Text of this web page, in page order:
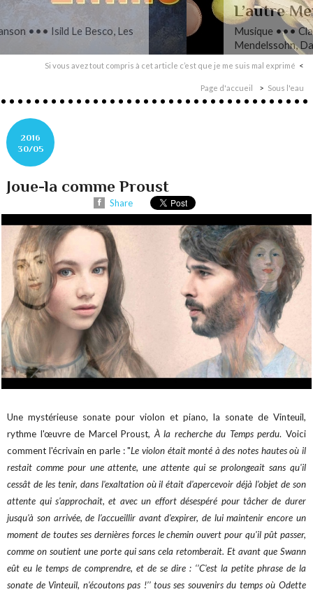
L’autre Mendelssohn
Musique ••• Classique ••• Fanny
Si vous avez tout compris à cet article c’est que je me suis mal exprimé
Page d'accueil Sous l'eau
2016
30/05
Joue-la comme Proust
Share
Une mystérieuse sonate pour violon et piano, la sonate de Vinteuil,
rythme l'œuvre de Marcel Proust, À la recherche du Temps perdu. Voici
comment l'écrivain en parle : "Le violon était monté à des notes hautes où il
restait comme pour une attente, une attente qui se prolongeait sans qu'il
cessât de les tenir, dans l'exaltation où il était d'apercevoir déjà l'objet de son
attente qui s'approchait, et avec un effort désespéré pour tâcher de durer
jusqu'à son arrivée, de l’accueillir avant d'expirer, de lui maintenir encore un
moment de toutes ses dernières forces le chemin ouvert pour qu'il pût passer,
comme on soutient une porte qui sans cela retomberait. Et avant que Swann
eût eu le temps de comprendre, et de se dire : ‘’C'est la petite phrase de la
sonate de Vinteuil, n'écoutons pas !’’ tous ses souvenirs du temps où Odette